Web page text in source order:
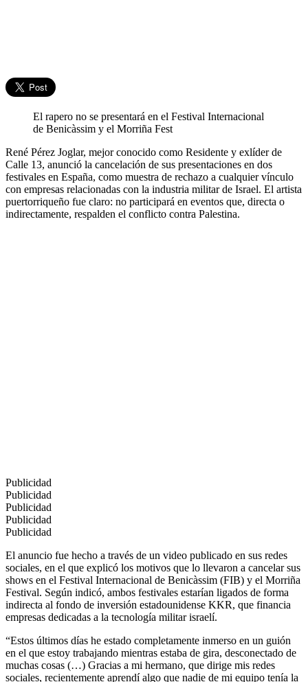
El rapero no se presentará en el Festival Internacional
de Benicàssim y el Morriña Fest
René Pérez Joglar, mejor conocido como Residente y exlíder de
Calle 13, anunció la cancelación de sus presentaciones en dos
festivales en España, como muestra de rechazo a cualquier vínculo
con empresas relacionadas con la industria militar de Israel. El artista
puertorriqueño fue claro: no participará en eventos que, directa o
indirectamente, respalden el conflicto contra Palestina.
Publicidad
Publicidad
Publicidad
Publicidad
Publicidad
El anuncio fue hecho a través de un video publicado en sus redes
sociales, en el que explicó los motivos que lo llevaron a cancelar sus
shows en el Festival Internacional de Benicàssim (FIB) y el Morriña
Festival. Según indicó, ambos festivales estarían ligados de forma
indirecta al fondo de inversión estadounidense KKR, que financia
empresas dedicadas a la tecnología militar israelí.
“Estos últimos días he estado completamente inmerso en un guión
en el que estoy trabajando mientras estaba de gira, desconectado de
muchas cosas (…) Gracias a mi hermano, que dirige mis redes
sociales, recientemente aprendí algo que nadie de mi equipo tenía la